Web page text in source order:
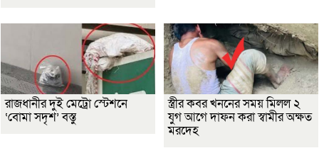
রাজধানীর দুই মেট্রো স্টেশনে
‘বোমা সদৃশ’ বস্তু
স্ত্রীর কবর খননের সময় মিলল ২
যুগ আগে দাফন করা স্বামীর অক্ষত
মরদেহ